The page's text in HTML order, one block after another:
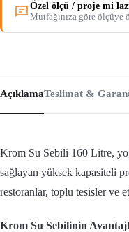
Özel ölçü / proje mi
Mutfağınıza göre ölçüye
AçıklamaTeslimat &
Krom Su Sebili 160 Litre,
sağlayan yüksek kapasiteli
restoranlar, toplu tesisler ve
Krom Su Sebilinin